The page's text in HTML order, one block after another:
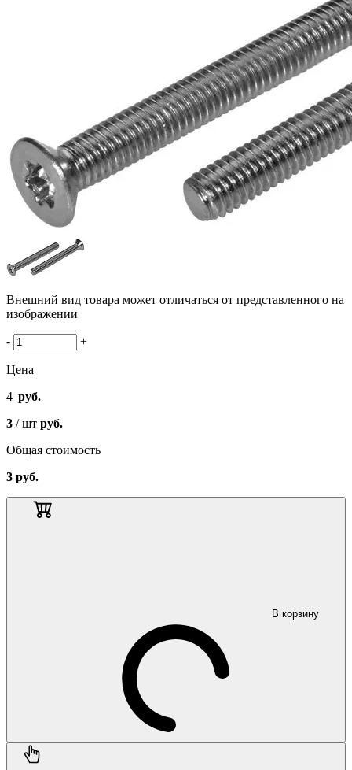
Внешний вид товара может отличаться от представленного на
изображении
- +
Цена
4 руб.
3 / шт руб.
Общая стоимость
3 руб.
В корзину